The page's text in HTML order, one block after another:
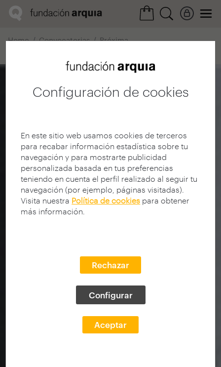
Configuración de cookies
En este sitio web usamos cookies de terceros
para recabar información estadística sobre tu
navegación y para mostrarte publicidad
personalizada basada en tus preferencias
teniendo en cuenta el perfil realizado al seguir tu
navegación (por ejemplo, páginas visitadas).
Visita nuestra Política de cookies para obtener
más información.
Rechazar
Configurar
Aceptar
Home Convocatorias
Próxima